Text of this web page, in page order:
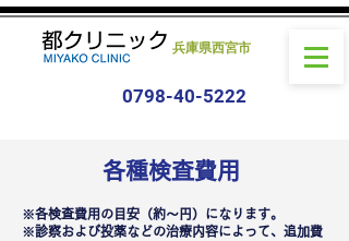
兵庫県西宮市
0798-40-5222
​各種検査費用
※各検査費用の目安（約～円）になります。
※診察および投薬などの治療内容によって、追加費